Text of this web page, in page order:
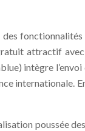
fonctionnalités
attractif
intègre l’envoi
internationale.
poussée